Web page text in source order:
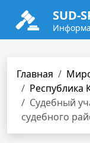
SUD-
Главная
Республика
Судебный
судебного